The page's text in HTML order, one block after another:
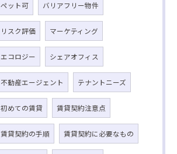
ペット可 バリアフリー物件
リスク評価 マーケティング
エコロジー シェアオフィス
不動産エージェント テナントニーズ
初めての賃貸 賃貸契約注意点
賃貸契約の手順 賃貸契約に必要なもの